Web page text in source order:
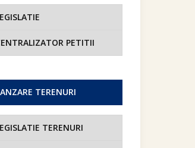
PETITII
TERENURI
TERENURI